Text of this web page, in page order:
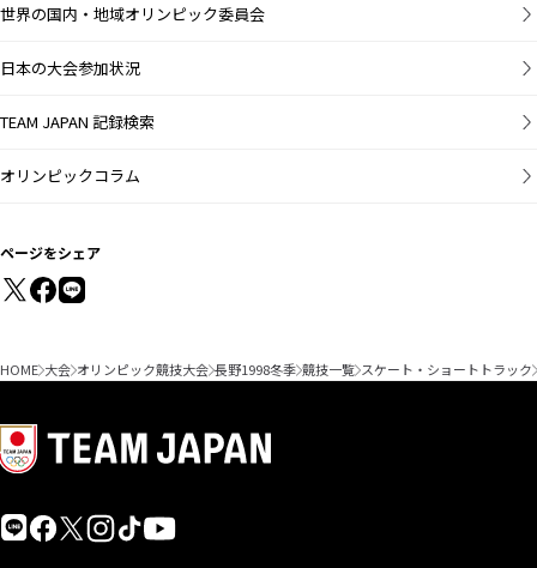
世界の国内・地域オリンピック委員会
日本の大会参加状況
TEAM JAPAN 記録検索
オリンピックコラム
ページをシェア
HOME 大会 オリンピック競技大会 長野1998冬季 競技一覧 スケート・ショートトラック